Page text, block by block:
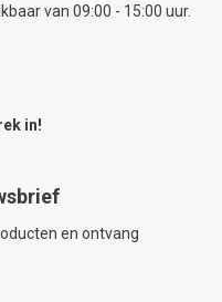
van 09:00 - 15:00 uur.
in!
en ontvang